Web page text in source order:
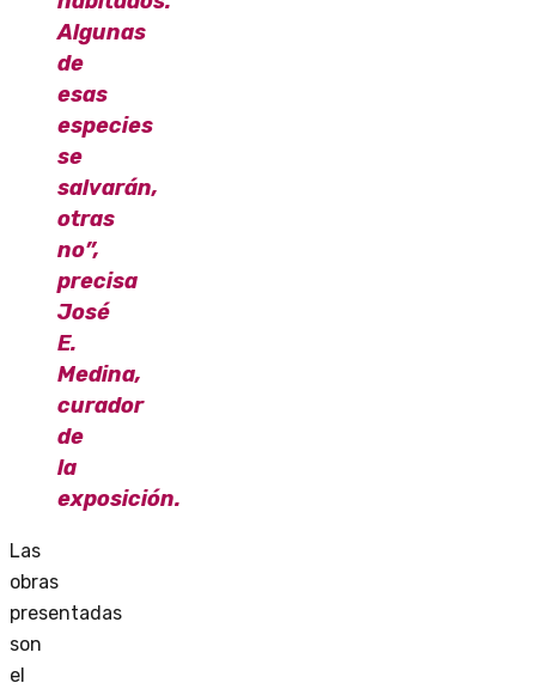
Algunas
de
esas
especies
se
salvarán,
otras
no”,
precisa
José
E.
Medina,
curador
de
la
exposición.
Las
obras
presentadas
son
el